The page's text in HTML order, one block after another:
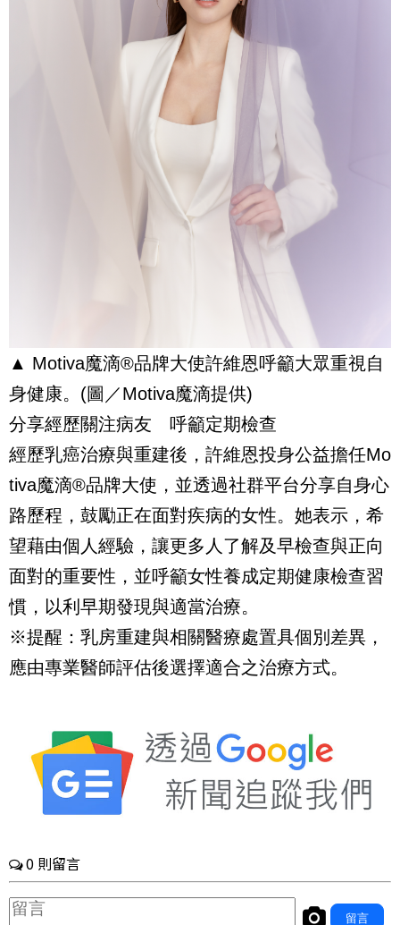
▲ Motiva魔滴®品牌大使許維恩呼籲大眾重視自
身健康。 (圖／Motiva魔滴提供)
分享經歷關注病友 呼籲定期檢查
經歷乳癌治療與重建後，許維恩投身公益擔任Mo
tiva魔滴®品牌大使，並透過社群平台分享自身心
路歷程，鼓勵正在面對疾病的女性。她表示，希
望藉由個人經驗，讓更多人了解及早檢查與正向
面對的重要性，並呼籲女性養成定期健康檢查習
慣，以利早期發現與適當治療。
※提醒：乳房重建與相關醫療處置具個別差異，
應由專業醫師評估後選擇適合之治療方式。